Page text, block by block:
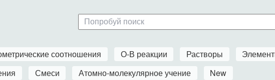
соотношения О-В реакции Растворы
Смеси Атомно-молекулярное учение New